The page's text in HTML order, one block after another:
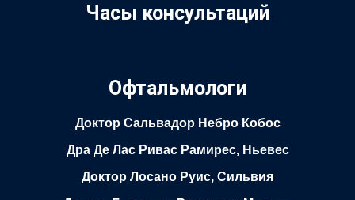
Часы консультаций
Офтальмологи
Доктор Сальвадор Небро Кобос
Дра Де Лас Ривас Рамирес, Ньевес
Доктор Лосано Руис, Сильвия